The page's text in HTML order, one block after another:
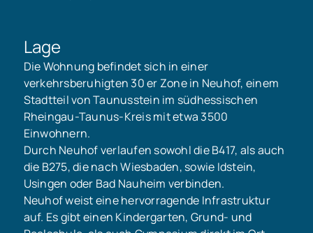
Lage
Die Wohnung befindet sich in einer
verkehrsberuhigten 30 er Zone in Neuhof, einem
Stadtteil von Taunusstein im südhessischen
Rheingau-Taunus-Kreis mit etwa 3500
Einwohnern.
Durch Neuhof verlaufen sowohl die B417, als auch
die B275, die nach Wiesbaden, sowie Idstein,
Usingen oder Bad Nauheim verbinden.
Neuhof weist eine hervorragende Infrastruktur
auf. Es gibt einen Kindergarten, Grund- und